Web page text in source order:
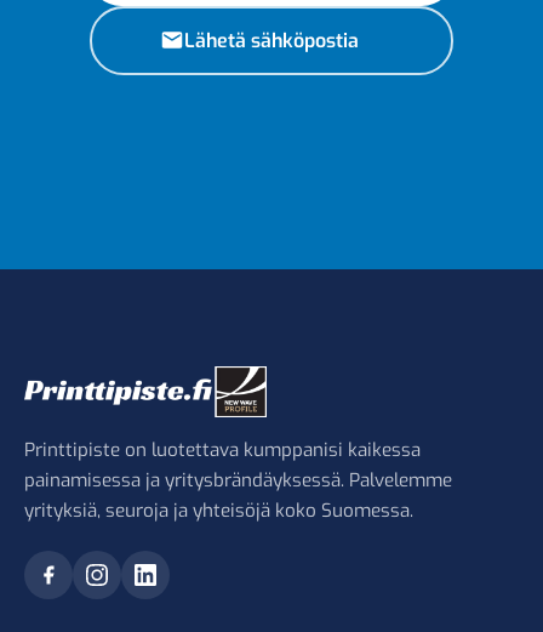
Lähetä sähköpostia
Printtipiste on luotettava kumppanisi kaikessa
painamisessa ja yritysbrändäyksessä. Palvelemme
yrityksiä, seuroja ja yhteisöjä koko Suomessa.